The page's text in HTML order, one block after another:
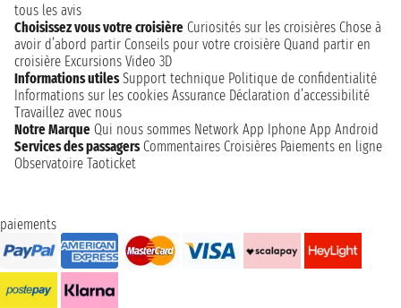
tous les avis
Choisissez vous votre croisière Curiosités sur les croisières Chose à
avoir d’abord partir Conseils pour votre croisière Quand partir en
croisière Excursions Video 3D
Informations utiles Support technique Politique de confidentialité
Informations sur les cookies Assurance Déclaration d’accessibilité
Travaillez avec nous
Notre Marque Qui nous sommes Network App Iphone App Android
Services des passagers Commentaires Croisières Paiements en ligne
Observatoire Taoticket
paiements